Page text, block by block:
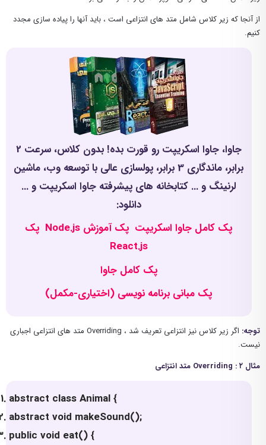
از آنجا که زیر کلاس شامل متد های انتزاعی است ، باید آنها را پیاده سازی مجدد
کنیم.
جاوا، جاوا اسکریپت رو قورت بده! بدون کلاس، سرعت 2
برابر، ماندگاری 3 برابر، پولسازی عالی با توسعه وب، ماشین
لرنینگ و ... کتابخانه های پیشرفته جاوا اسکریپت و ...
دانلود:
پک کامل جاوا اسکریپت پک آموزش Node.js
پک
React.js
پک کامل جاوا
پک مبانی برنامه نویسی (اختیاری-مکمل)
توجه:
اگر زیر کلاس نیز انتزاعی تعریف شد ، Overriding متد های انتزاعی اجباری
نیست.
مثال ۲ : Overriding متد انتزاعی
abstract class Animal {
abstract void makeSound();
public void eat() {